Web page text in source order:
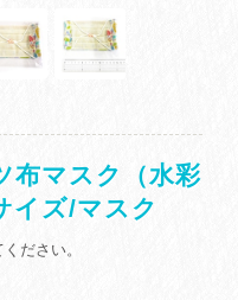
布マスク（水彩
イズ/マスク
ださい。